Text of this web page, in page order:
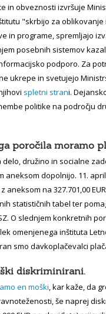
in obveznosti izvršuje
"skrbijo za
in programe, spremljajo
posebnih sistemov
podporo. Za
ukrepe in svetujejo
spletni strani.
politike na področju
poročila moramo
družino in socialne
aneksom dopolnijo. 11.
z aneksom na 327.701,00
statističnih tabel ter
O slednjem konkretnih
omenjenega inštituta
smo davkoplačevalci
diskriminirani.
en moški, kar kaže, da
še naprej